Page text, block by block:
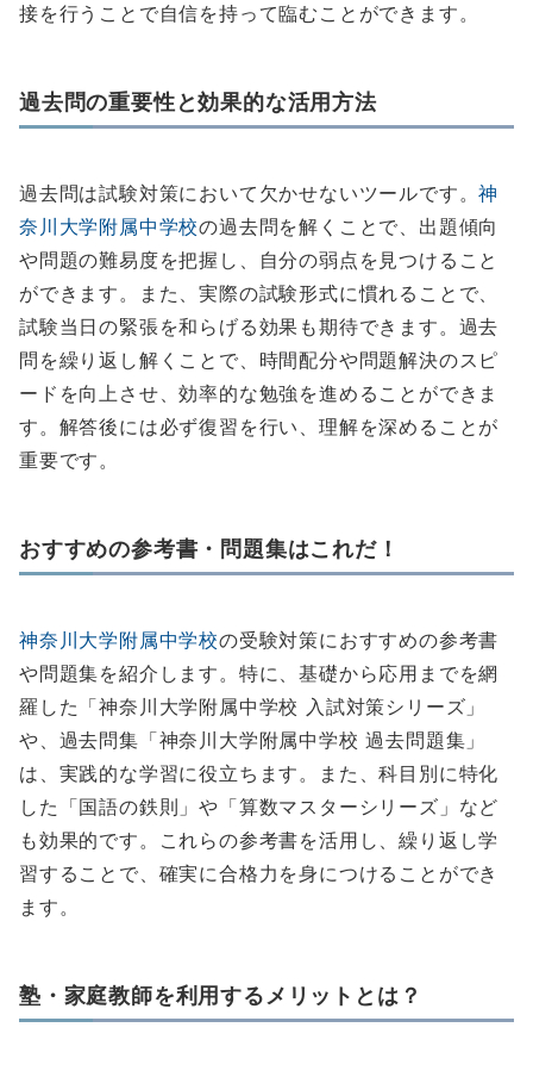
接を行うことで自信を持って臨むことができます。
過去問の重要性と効果的な活用方法
過去問は試験対策において欠かせないツールです。神
奈川大学附属中学校の過去問を解くことで、出題傾向
や問題の難易度を把握し、自分の弱点を見つけること
ができます。また、実際の試験形式に慣れることで、
試験当日の緊張を和らげる効果も期待できます。過去
問を繰り返し解くことで、時間配分や問題解決のスピ
ードを向上させ、効率的な勉強を進めることができま
す。解答後には必ず復習を行い、理解を深めることが
重要です。
おすすめの参考書・問題集はこれだ！
神奈川大学附属中学校の受験対策におすすめの参考書
や問題集を紹介します。特に、基礎から応用までを網
羅した「神奈川大学附属中学校 入試対策シリーズ」
や、過去問集「神奈川大学附属中学校 過去問題集」
は、実践的な学習に役立ちます。また、科目別に特化
した「国語の鉄則」や「算数マスターシリーズ」など
も効果的です。これらの参考書を活用し、繰り返し学
習することで、確実に合格力を身につけることができ
ます。
塾・家庭教師を利用するメリットとは？